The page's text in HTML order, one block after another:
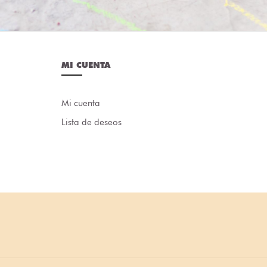
MI CUENTA
Mi cuenta
Lista de deseos